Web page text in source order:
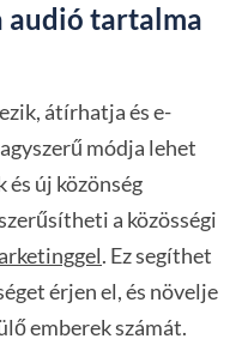
audió tartalma
átírhatja és e-
módja lehet
új közönség
a közösségi
. Ez segíthet
érjen el, és növelje
emberek számát.